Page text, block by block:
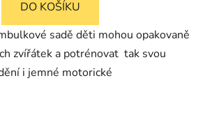
DO KOŠÍKU
sadě děti mohou opakovaně
zvířátek a potrénovat tak svou
i jemné motorické